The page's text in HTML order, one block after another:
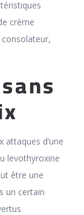
crème
consolateur,
attaques d’une
levothyroxine
être une
un certain